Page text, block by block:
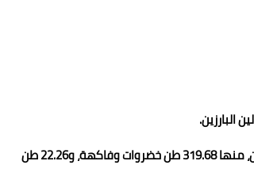
29 نوفمبر 2024: مغادرة السفينة وعلى متنها 21 حاوية/تريلا بإجمالي وزن 361.5 طن، منها 319.68 طن خضروات وفاكهة، و22.26 طن